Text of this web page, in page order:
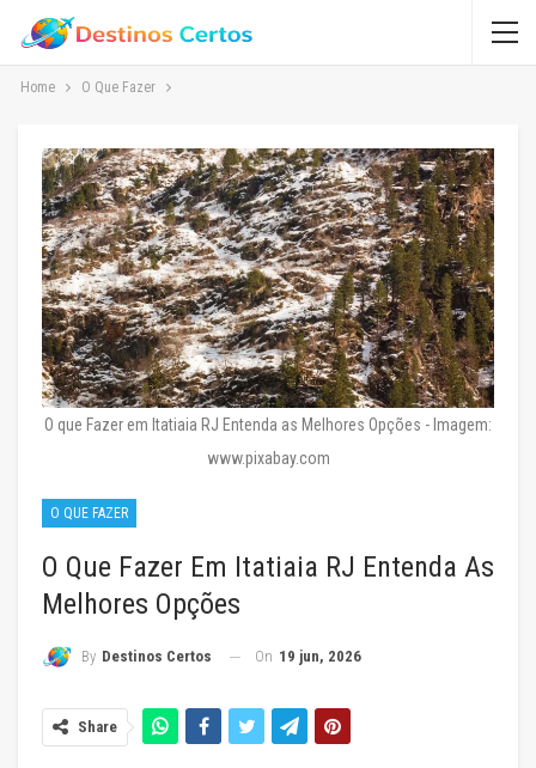
Home O Que Fazer
O que Fazer em Itatiaia RJ Entenda as Melhores Opções - Imagem:
www.pixabay.com
O QUE FAZER
O Que Fazer Em Itatiaia RJ Entenda As
Melhores Opções
By Destinos Certos On 19 jun, 2026
Share